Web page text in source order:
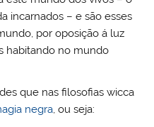
incarnados – e são esses
por oposição á luz
habitando no mundo
que nas filosofias wicca
negra, ou seja: